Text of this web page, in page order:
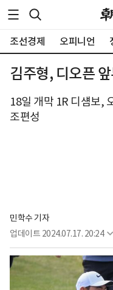
조선경제 오피니언
김주형, 디오픈
18일 개막 1R 디섐보,
조편성
민학수 기자
업데이트 2024.07.17. 20:24